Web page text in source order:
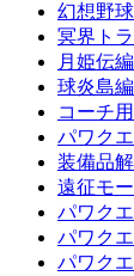
幻想野
冥界ト
月姫伝
球炎島
コーチ
パワク
装備品
遠征モ
パワク
パワク
パワク